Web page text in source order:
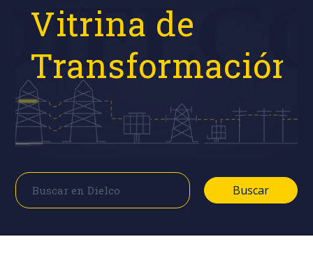
Buscar
Vitrina de
Transformación
Buscar
Buscar